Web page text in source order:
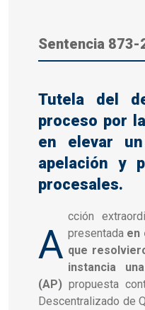
Sentencia 873-
Tutela del
proceso por
en elevar
apelación y
procesales.
A
cción
presentada en
que
instancia
(AP) propuesta
Descentralizado de